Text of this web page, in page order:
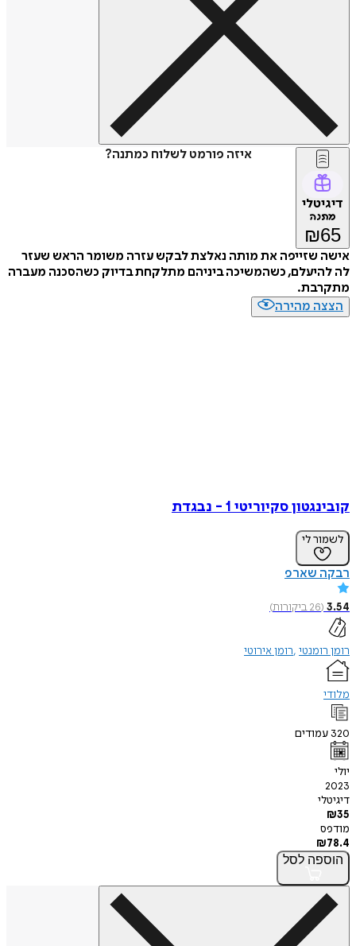
איזה פורמט לשלוח כמתנה?
דיגיטלי
מתנה
₪65
אישה שזייפה את מותה נאלצת לבקש עזרה משומר הראש שעזר
לה להיעלם, כשהמשיכה ביניהם מתלקחת בדיוק כשהסכנה מעברה
מתקרבת.
הצצה מהירה
קובינגטון סקיוריטי 1 - נבגדת
לשמור לי
רבקה שארפ
3.54
(
26ביקורות)
רומן רומנטי רומן אירוטי
מלודי
320 עמודים
יולי
2023
דיגיטלי
₪35
מודפס
₪78.4
הוספה לסל